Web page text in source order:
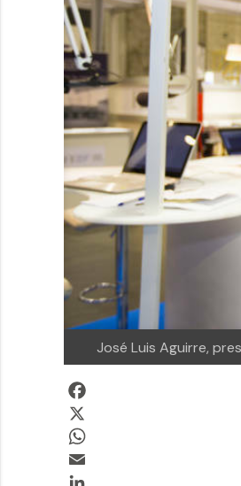
José Luis Aguirre,